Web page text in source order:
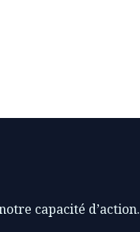
capacité d’action.